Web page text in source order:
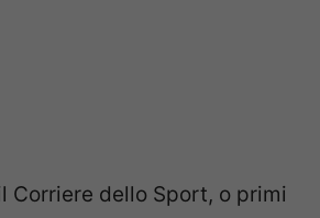
Corriere dello Sport, o primi